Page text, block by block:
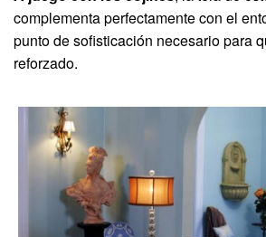
complementa perfectamente con el
punto de sofisticación necesario para
reforzado.